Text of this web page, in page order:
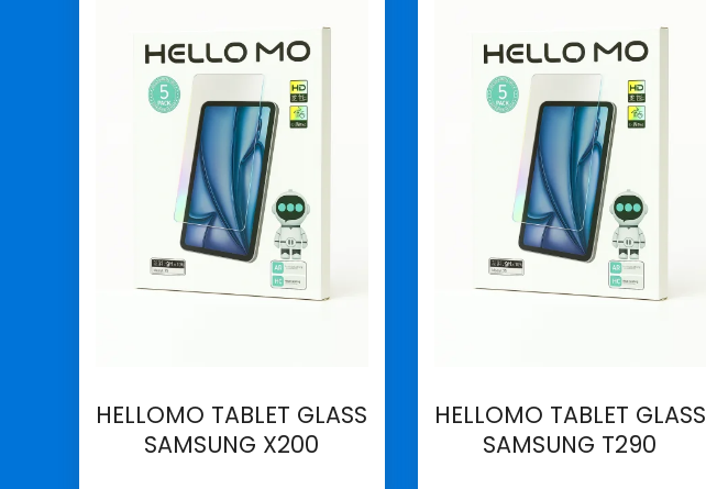
HELLOMO TABLET GLASS
SAMSUNG X200
HELLOMO TABLET GLASS
SAMSUNG T290